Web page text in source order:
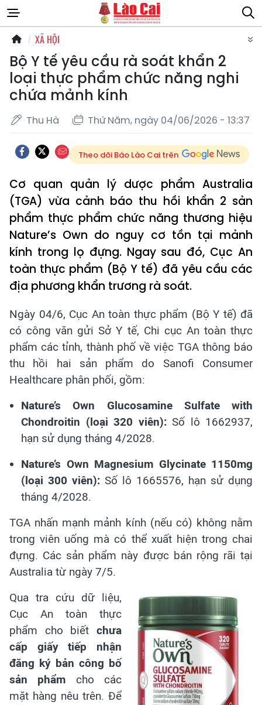
XÃ HỘI
Bộ Y tế yêu cầu rà soát khẩn 2
loại thực phẩm chức năng nghi
chứa mảnh kính
Thu Hà Thứ Năm, ngày 04/06/2026 - 13:37
Theo dõi Báo Lào Cai trên
Cơ quan quản lý dược phẩm Australia
(TGA) vừa cảnh báo thu hồi khẩn 2 sản
phẩm thực phẩm chức năng thương hiệu
Nature’s Own do nguy cơ tồn tại mảnh
kính trong lọ đựng. Ngay sau đó, Cục An
toàn thực phẩm (Bộ Y tế) đã yêu cầu các
địa phương khẩn trương rà soát.
Ngày 04/6, Cục An toàn thực phẩm (Bộ Y tế) đã
có công văn gửi Sở Y tế, Chi cục An toàn thực
phẩm các tỉnh, thành phố về việc TGA thông báo
thu hồi hai sản phẩm do Sanofi Consumer
Healthcare phân phối, gồm:
Nature’s Own Glucosamine Sulfate with
Chondroitin (loại 320 viên):Số lô 1662937,
hạn sử dụng tháng 4/2028.
Nature’s Own Magnesium Glycinate 1150mg
(loại 300 viên): Số lô 1665576, hạn sử dụng
tháng 4/2028.
TGA nhấn mạnh mảnh kính (nếu có) không nằm
trong viên uống mà có thể xuất hiện trong chai
đựng. Các sản phẩm này được bán rộng rãi tại
Australia từ ngày 7/5.
Qua tra cứu dữ liệu,
Cục An toàn thực
phẩm cho biết chưa
cấp giấy tiếp nhận
đăng ký bản công bố
sản phẩm cho các
mặt hàng nêu trên. Để